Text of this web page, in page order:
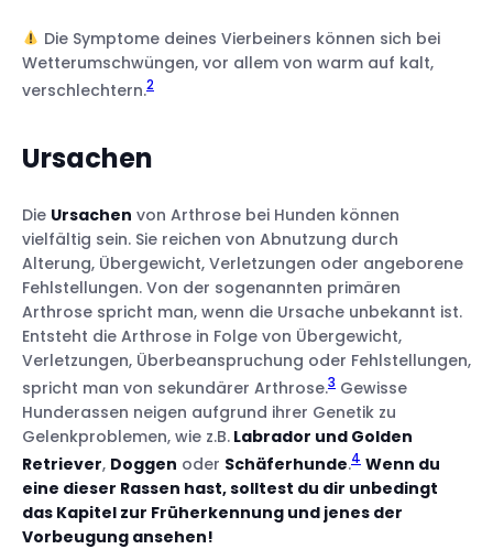
Die Symptome deines Vierbeiners können sich bei
Wetterumschwüngen, vor allem von warm auf kalt,
verschlechtern.2
Ursachen
Die Ursachen von Arthrose bei Hunden können
vielfältig sein. Sie reichen von Abnutzung durch
Alterung, Übergewicht, Verletzungen oder angeborene
Fehlstellungen. Von der sogenannten primären
Arthrose spricht man, wenn die Ursache unbekannt ist.
Entsteht die Arthrose in Folge von Übergewicht,
Verletzungen, Überbeanspruchung oder Fehlstellungen,
spricht man von sekundärer Arthrose.3 Gewisse
Hunderassen neigen aufgrund ihrer Genetik zu
Gelenkproblemen, wie z.B. Labrador und Golden
Retriever, Doggen oder Schäferhunde.4 Wenn du
eine dieser Rassen hast, solltest du dir unbedingt
das Kapitel zur Früherkennung und jenes der
Vorbeugung ansehen!